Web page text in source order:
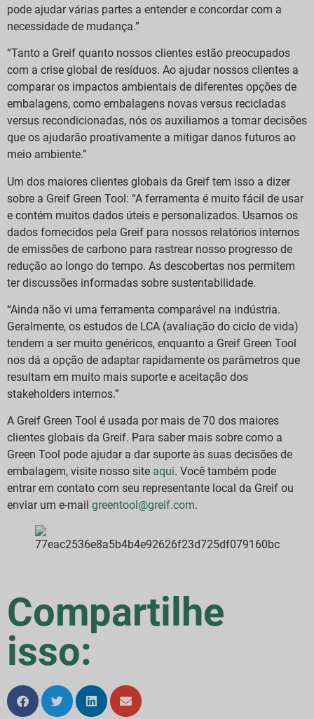
pode ajudar várias partes a entender e concordar com a
necessidade de mudança.”
“Tanto a Greif quanto nossos clientes estão preocupados
com a crise global de resíduos. Ao ajudar nossos clientes a
comparar os impactos ambientais de diferentes opções de
embalagens, como embalagens novas versus recicladas
versus recondicionadas, nós os auxiliamos a tomar decisões
que os ajudarão proativamente a mitigar danos futuros ao
meio ambiente.”
Um dos maiores clientes globais da Greif tem isso a dizer
sobre a Greif Green Tool: “A ferramenta é muito fácil de usar
e contém muitos dados úteis e personalizados. Usamos os
dados fornecidos pela Greif para nossos relatórios internos
de emissões de carbono para rastrear nosso progresso de
redução ao longo do tempo. As descobertas nos permitem
ter discussões informadas sobre sustentabilidade.
“Ainda não vi uma ferramenta comparável na indústria.
Geralmente, os estudos de LCA (avaliação do ciclo de vida)
tendem a ser muito genéricos, enquanto a Greif Green Tool
nos dá a opção de adaptar rapidamente os parâmetros que
resultam em muito mais suporte e aceitação dos
stakeholders internos.”
A Greif Green Tool é usada por mais de 70 dos maiores
clientes globais da Greif. Para saber mais sobre como a
Green Tool pode ajudar a dar suporte às suas decisões de
embalagem, visite nosso site aqui. Você também pode
entrar em contato com seu representante local da Greif ou
enviar um e-mail greentool@greif.com.
Compartilhe
isso: